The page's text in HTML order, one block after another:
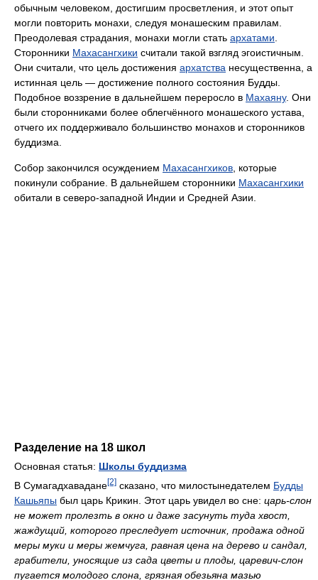
обычным человеком, достигшим просветления, и этот опыт
могли повторить монахи, следуя монашеским правилам.
Преодолевая страдания, монахи могли стать архатами.
Сторонники Махасангхики считали такой взгляд эгоистичным.
Они считали, что цель достижения архатства несущественна, а
истинная цель — достижение полного состояния Будды.
Подобное воззрение в дальнейшем переросло в Махаяну. Они
были сторонниками более облегчённого монашеского устава,
отчего их поддерживало большинство монахов и сторонников
буддизма.
Собор закончился осуждением Махасангхиков, которые
покинули собрание. В дальнейшем сторонники Махасангхики
обитали в северо-западной Индии и Средней Азии.
Разделение на 18 школ
Основная статья: Школы буддизма
В Сумагадхавадане[2] сказано, что милостынедателем Будды
Кашьяпы был царь Крикин. Этот царь увидел во сне: царь-слон
не может пролезть в окно и даже засунуть туда хвост,
жаждущий, которого преследует источник, продажа одной
меры муки и меры жемчуга, равная цена на дерево и сандал,
грабители, уносящие из сада цветы и плоды, царевич-слон
пугается молодого слона, грязная обезьяна мазью